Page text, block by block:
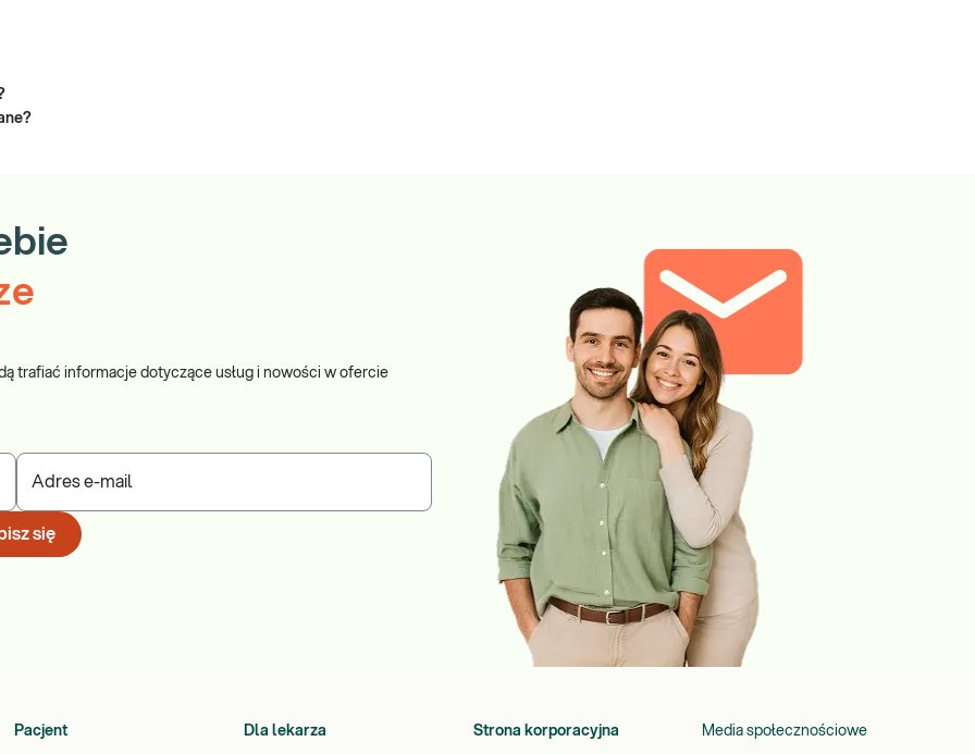
trafiać informacje dotyczące usług i nowości w ofercie
Adres e-mail
się
Pacjent Dla lekarza Strona korporacyjna Media społecznościowe